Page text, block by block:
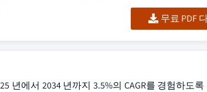
무료 PDF
년에서 2034 년까지 3.5%의 CAGR를 경험하도